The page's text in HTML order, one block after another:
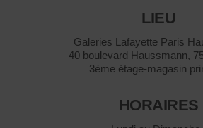
LIEU
Galeries Lafayette Paris
40 boulevard Haussmann,
3ème étage-magasin
HORAIRES